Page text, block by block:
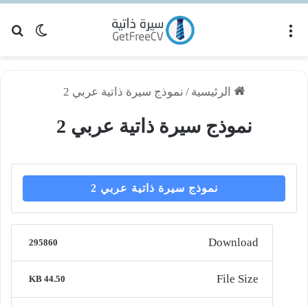
الوضع
الرئيسية / نموذج سيرة ذاتية عربي 2
نموذج سيرة ذاتية عربي 2
نموذج سيرة ذاتية عربي 2
Download
295860
File Size
44.50 KB